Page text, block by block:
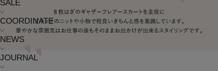
SALE
COORDINATE
NEWS
JOURNAL